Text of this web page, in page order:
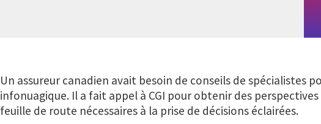
Un assureur canadien avait besoin de conseils de spécialistes
infonuagique. Il a fait appel à CGI pour obtenir des
feuille de route nécessaires à la prise de décisions éclairées.